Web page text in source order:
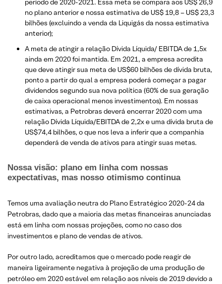
período de 2020-2021. Essa meta se compara aos US$ 26,9
no plano anterior e nossa estimativa de US$ 19,8 – US$ 23,3
bilhões (excluindo a venda da Liquigás da nossa estimativa
anterior);
A meta de atingir a relação Dívida Líquida/ EBITDA de 1,5x
ainda em 2020 foi mantida. Em 2021, a empresa acredita
que deve atingir sua meta de US$60 bilhões de dívida bruta,
ponto a partir do qual a empresa poderá começar a pagar
dividendos segundo sua nova política (60% de sua geração
de caixa operacional menos investimentos). Em nossas
estimativas, a Petrobras deverá encerrar 2020 com uma
relação Dívida Líquida/EBITDA de 2,2x e uma dívida bruta de
US$74,4 bilhões, o que nos leva a inferir que a companhia
dependerá de venda de ativos para atingir suas metas.
Nossa visão: plano em linha com nossas
expectativas, mas nosso otimismo continua
Temos uma avaliação neutra do Plano Estratégico 2020-24 da
Petrobras, dado que a maioria das metas financeiras anunciadas
está em linha com nossas projeções, como no caso dos
investimentos e plano de vendas de ativos.
Por outro lado, acreditamos que o mercado pode reagir de
maneira ligeiramente negativa à projeção de uma produção de
petróleo em 2020 estável em relação aos níveis de 2019 devido a